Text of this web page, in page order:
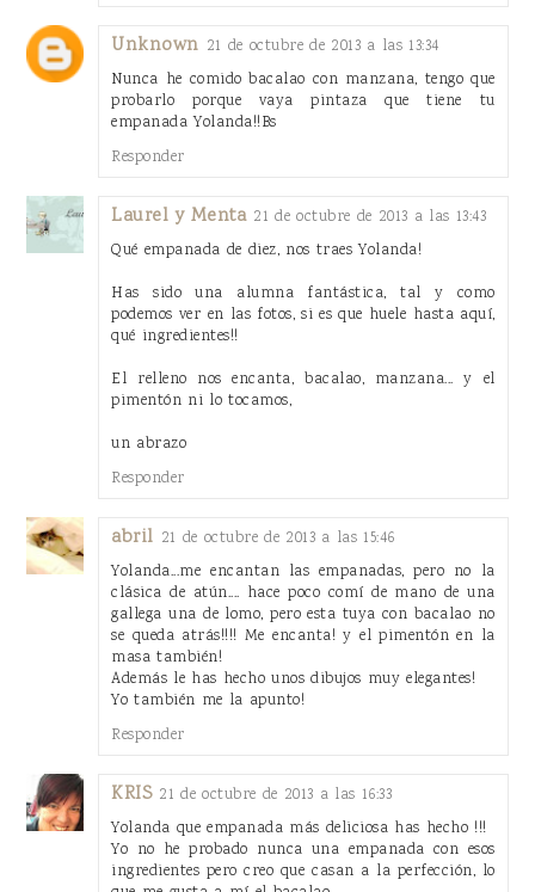
Unknown 21 de octubre de 2013 a las 13:34
Nunca he comido bacalao con manzana, tengo que
probarlo porque vaya pintaza que tiene tu
empanada Yolanda!!Bs
Responder
Laurel y Menta 21 de octubre de 2013 a las 13:43
Qué empanada de diez, nos traes Yolanda!
Has sido una alumna fantástica, tal y como
podemos ver en las fotos, si es que huele hasta aquí,
qué ingredientes!!
El relleno nos encanta, bacalao, manzana... y el
pimentón ni lo tocamos,
un abrazo
Responder
abril 21 de octubre de 2013 a las 15:46
Yolanda...me encantan las empanadas, pero no la
clásica de atún.... hace poco comí de mano de una
gallega una de lomo, pero esta tuya con bacalao no
se queda atrás!!!! Me encanta! y el pimentón en la
masa también!
Además le has hecho unos dibujos muy elegantes!
Yo también me la apunto!
Responder
KRIS 21 de octubre de 2013 a las 16:33
Yolanda que empanada más deliciosa has hecho !!!
Yo no he probado nunca una empanada con esos
ingredientes pero creo que casan a la perfección, lo